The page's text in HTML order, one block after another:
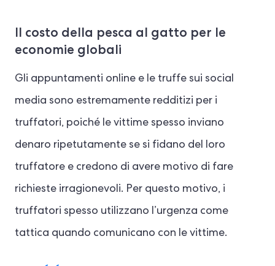
Il costo della pesca al gatto per le
economie globali
Gli appuntamenti online e le truffe sui social
media sono estremamente redditizi per i
truffatori, poiché le vittime spesso inviano
denaro ripetutamente se si fidano del loro
truffatore e credono di avere motivo di fare
richieste irragionevoli. Per questo motivo, i
truffatori spesso utilizzano l’urgenza come
tattica quando comunicano con le vittime.